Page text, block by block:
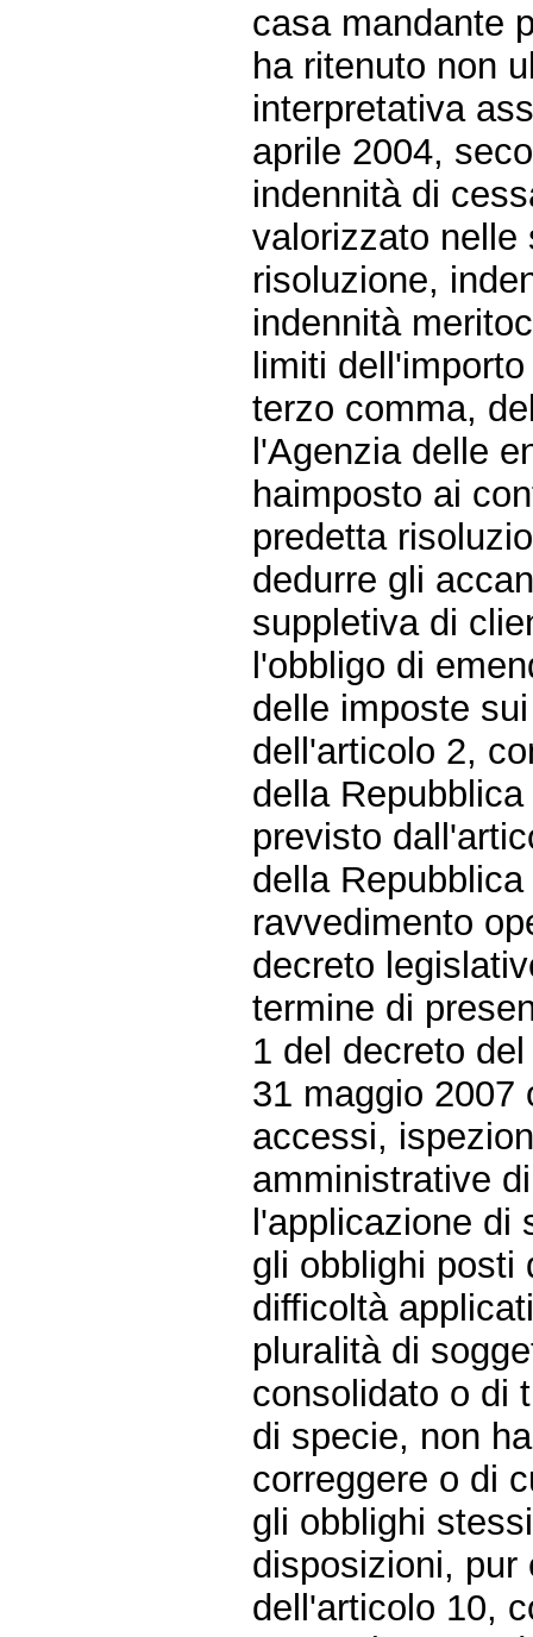
casa mandante
ha ritenuto non
interpretativa
aprile 2004,
indennità di
valorizzato nelle
risoluzione,
indennità
limiti
terzo comma,
l'Agenzia delle
haimposto ai
predetta
dedurre gli
suppletiva di
l'obbligo di
delle imposte
dell'articolo 2,
della
previsto
della
ravvedimento
decreto
termine di
1 del decreto
31 maggio 2007
accessi,
amministrative
l'applicazione di
gli obblighi posti
difficoltà
pluralità di
consolidato o di
di specie, non
correggere o di
gli obblighi
disposizioni, pur
dell'articolo 10,